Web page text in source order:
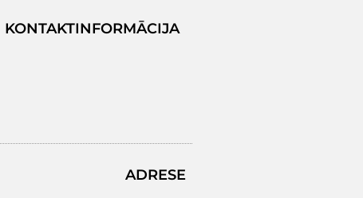
KONTAKTINFORMĀCIJA
ADRESE